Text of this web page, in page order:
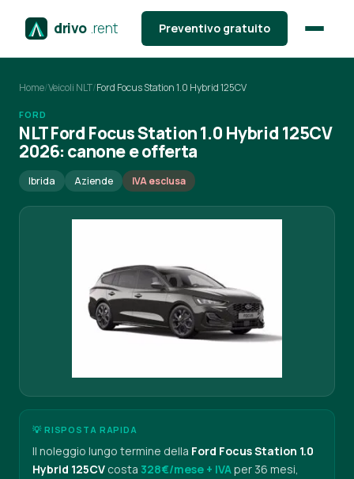
drivo .rent Preventivo gratuito
Home/Veicoli NLT/Ford Focus Station 1.0 Hybrid 125CV
FORD
NLT Ford Focus Station 1.0 Hybrid 125CV
2026: canone e offerta
Ibrida Aziende IVA esclusa
💡 RISPOSTA RAPIDA
Il noleggio lungo termine della Ford Focus Station 1.0
Hybrid 125CV costa 328€/mese + IVAper 36 mesi,